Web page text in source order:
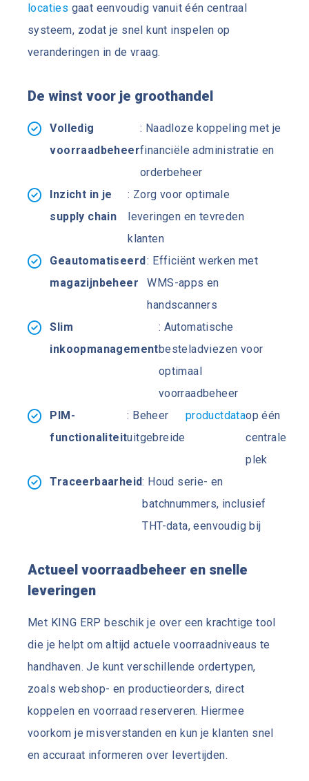
locaties gaat eenvoudig vanuit één centraal
systeem, zodat je snel kunt inspelen op
veranderingen in de vraag.
De winst voor je groothandel
Volledig
voorraadbeheer
: Naadloze koppeling met je
financiële administratie en
orderbeheer
Inzicht in je
supply chain
: Zorg voor optimale
leveringen en tevreden
klanten
Geautomatiseerd
magazijnbeheer
: Efficiënt werken met
WMS-apps en
handscanners
Slim
inkoopmanagement
: Automatische
besteladviezen voor
optimaal
voorraadbeheer
PIM-
functionaliteit
: Beheer
uitgebreide
productdataop één
centrale
plek
Traceerbaarheid: Houd serie- en
batchnummers, inclusief
THT-data, eenvoudig bij
Actueel voorraadbeheer en snelle
leveringen
Met KING ERP beschik je over een krachtige tool
die je helpt om altijd actuele voorraadniveaus te
handhaven. Je kunt verschillende ordertypen,
zoals webshop- en productieorders, direct
koppelen en voorraad reserveren. Hiermee
voorkom je misverstanden en kun je klanten snel
en accuraat informeren over levertijden.